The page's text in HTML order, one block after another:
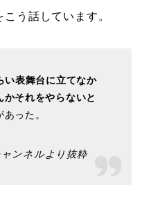
う話しています。
い表舞台に立てなか
かそれをやらないと
った。
ャンネルより抜粋